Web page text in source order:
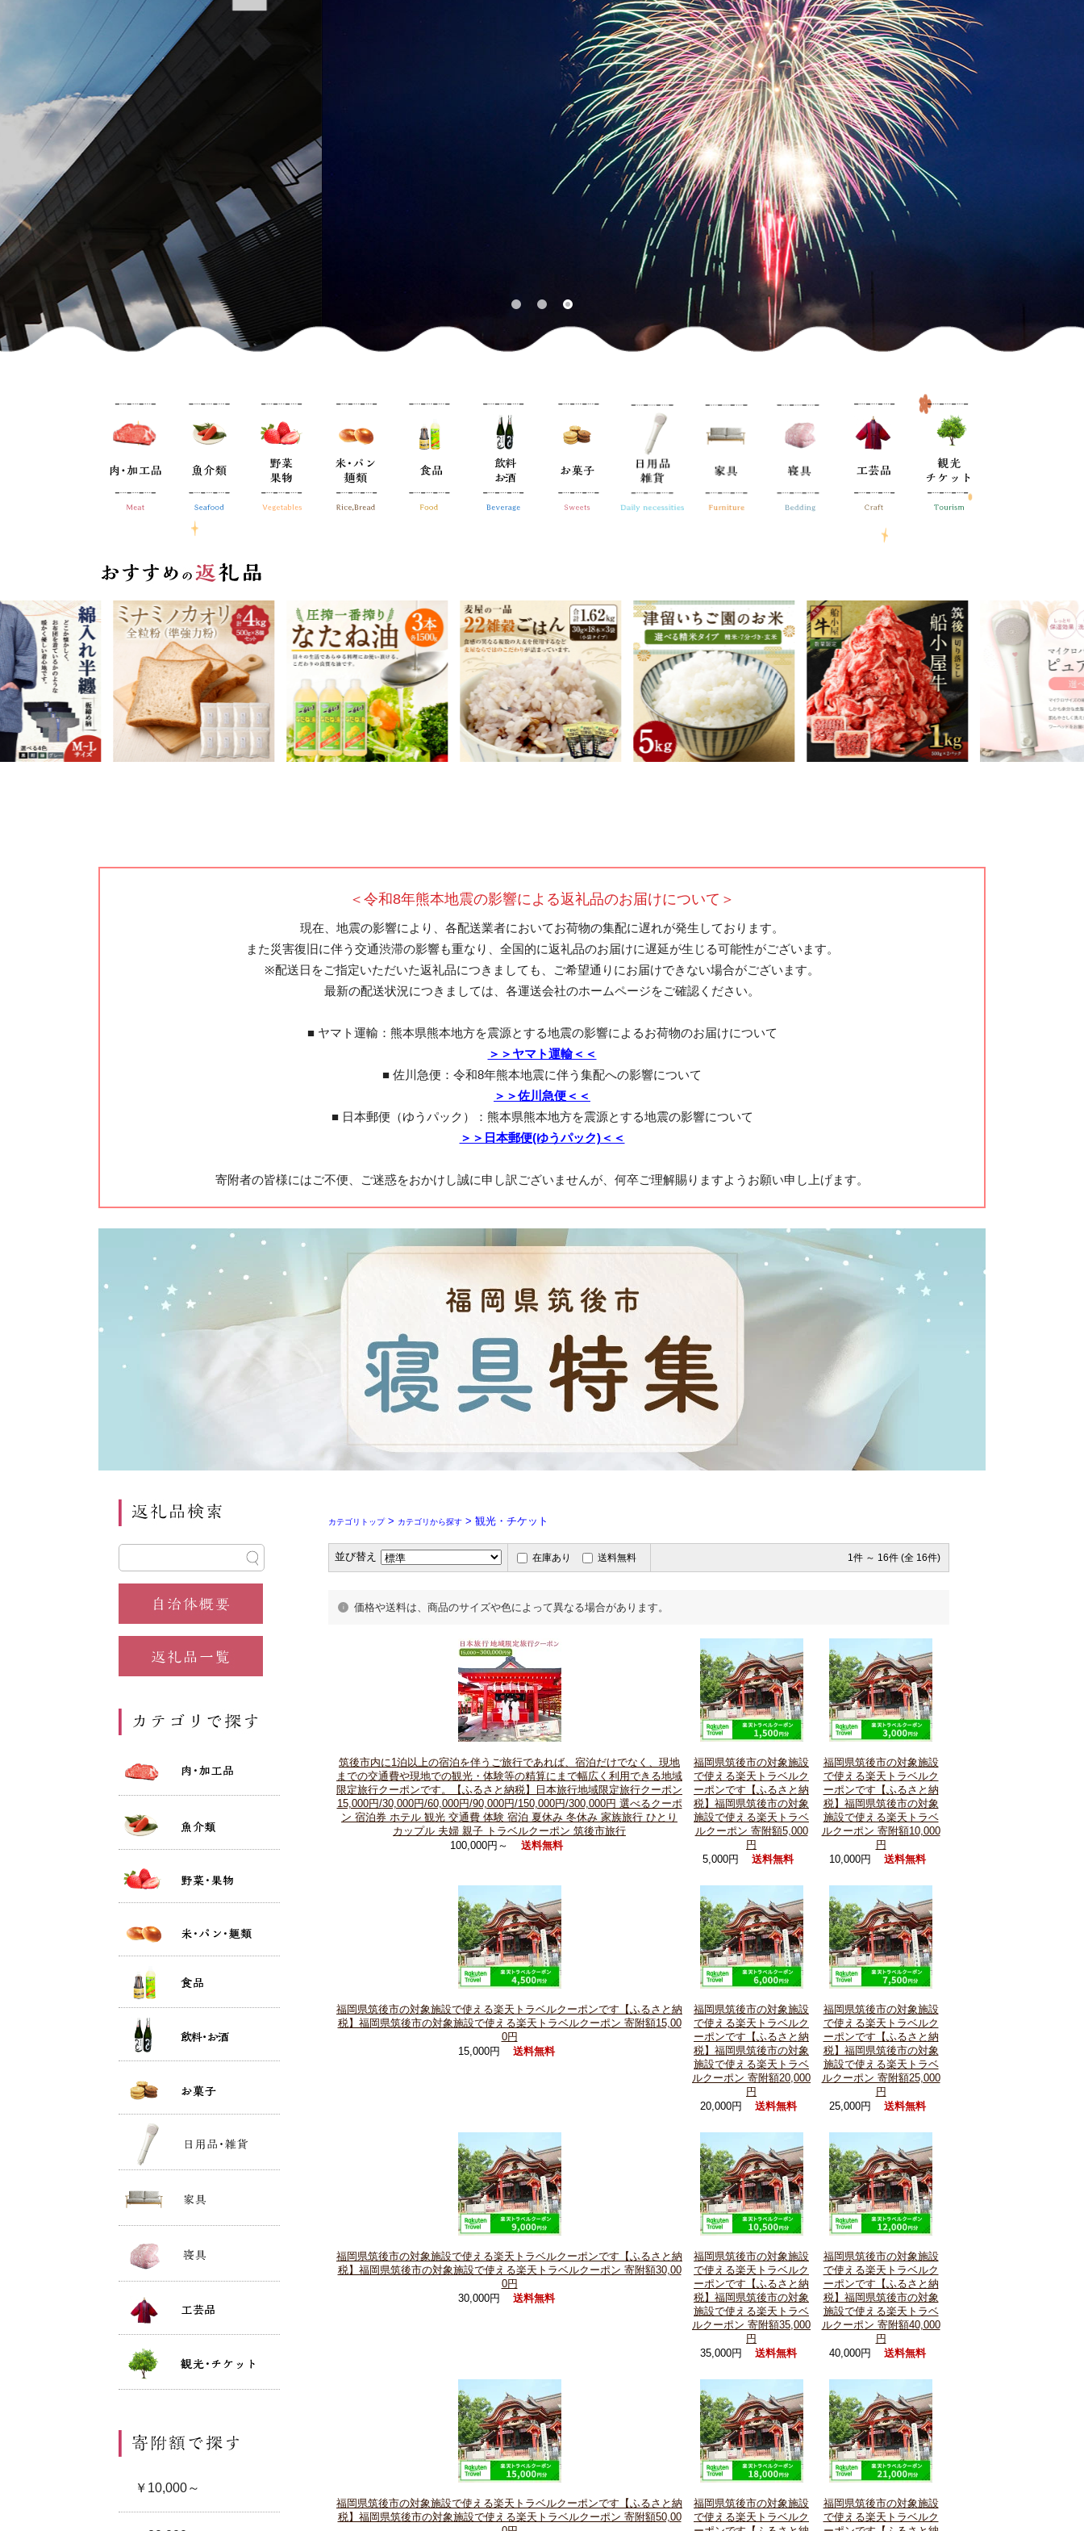
カテゴリトップ> カテゴリから探す > 観光・チケット
並び替え 在庫あり 送料無料 1件 ～ 16件 (全 16件)
価格や送料は、商品のサイズや色によって異なる場合があります。
筑後市内に1泊以上の宿泊を伴うご旅行であれば、宿泊だけでなく、現地
までの交通費や現地での観光・体験等の精算にまで幅広く利用できる地域
限定旅行クーポンです。【ふるさと納税】日本旅行地域限定旅行クーポン
15,000円/30,000円/60,000円/90,000円/150,000円/300,000円 選べるクーポ
ン 宿泊券 ホテル 観光 交通費 体験 宿泊 夏休み 冬休み 家族旅行 ひとり
カップル 夫婦 親子 トラベルクーポン 筑後市旅行
100,000円～
送料無料
福岡県筑後市の対象施設
で使える楽天トラベルク
ーポンです【ふるさと納
税】福岡県筑後市の対象
施設で使える楽天トラベ
ルクーポン 寄附額5,000
円
5,000円
送料無料
福岡県筑後市の対象施設
で使える楽天トラベルク
ーポンです【ふるさと納
税】福岡県筑後市の対象
施設で使える楽天トラベ
ルクーポン 寄附額10,000
円
10,000円
送料無料
福岡県筑後市の対象施設で使える楽天トラベルクーポンです【ふるさと納
税】福岡県筑後市の対象施設で使える楽天トラベルクーポン 寄附額15,00
0円
15,000円
送料無料
福岡県筑後市の対象施設
で使える楽天トラベルク
ーポンです【ふるさと納
税】福岡県筑後市の対象
施設で使える楽天トラベ
ルクーポン 寄附額20,000
円
20,000円
送料無料
福岡県筑後市の対象施設
で使える楽天トラベルク
ーポンです【ふるさと納
税】福岡県筑後市の対象
施設で使える楽天トラベ
ルクーポン 寄附額25,000
円
25,000円
送料無料
福岡県筑後市の対象施設で使える楽天トラベルクーポンです【ふるさと納
税】福岡県筑後市の対象施設で使える楽天トラベルクーポン 寄附額30,00
0円
30,000円
送料無料
福岡県筑後市の対象施設
で使える楽天トラベルク
ーポンです【ふるさと納
税】福岡県筑後市の対象
施設で使える楽天トラベ
ルクーポン 寄附額35,000
円
35,000円
送料無料
福岡県筑後市の対象施設
で使える楽天トラベルク
ーポンです【ふるさと納
税】福岡県筑後市の対象
施設で使える楽天トラベ
ルクーポン 寄附額40,000
円
40,000円
送料無料
福岡県筑後市の対象施設で使える楽天トラベルクーポンです【ふるさと納
税】福岡県筑後市の対象施設で使える楽天トラベルクーポン 寄附額50,00
福岡県筑後市の対象施設
で使える楽天トラベルク
福岡県筑後市の対象施設
で使える楽天トラベルク